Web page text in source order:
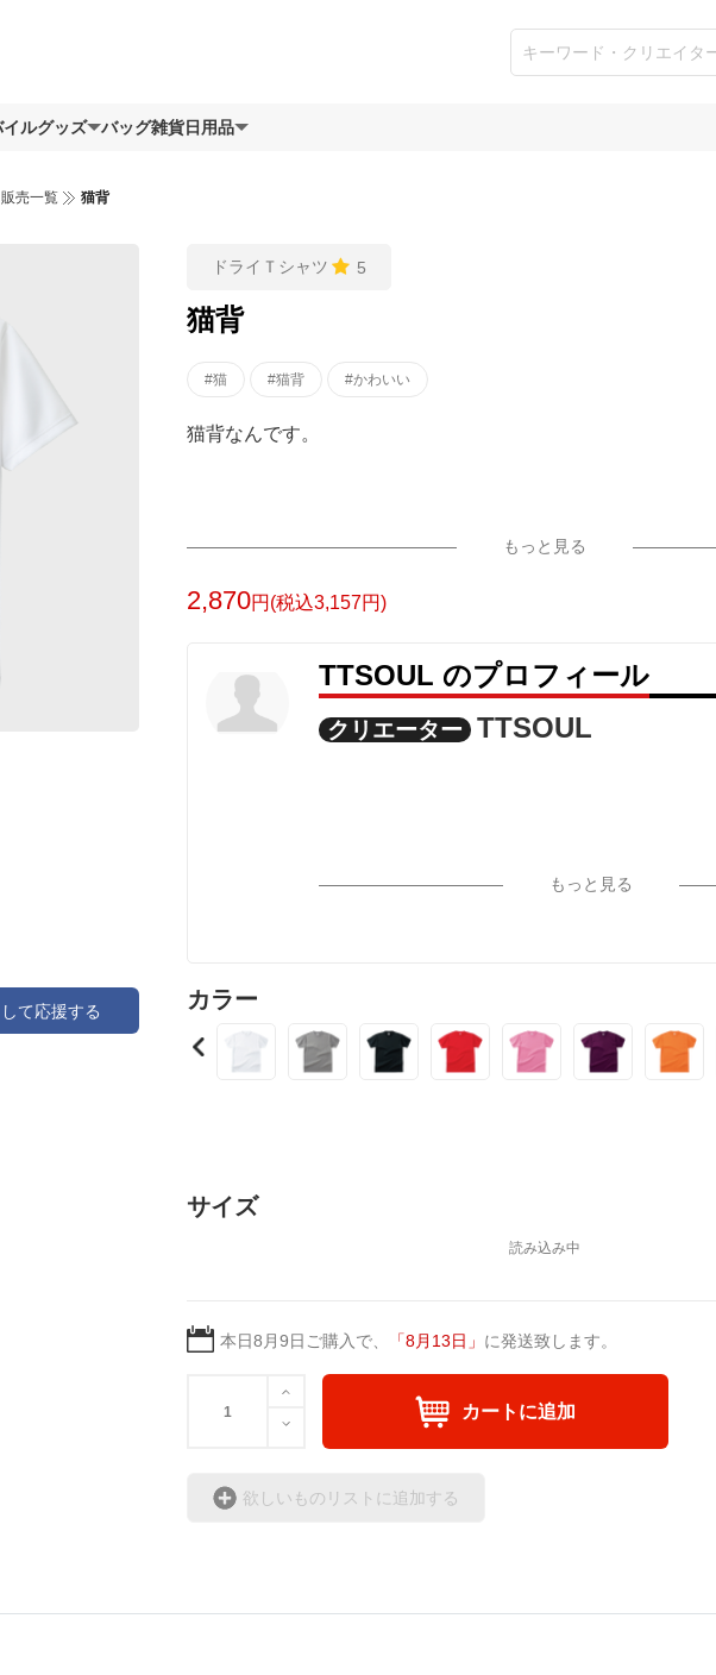
ルグッズ バッグ雑貨日用品
売一覧 猫背
て応援する
ドライＴシャツ 5
猫背
#猫 #猫背 #かわいい
猫背なんです。
もっと見る
2,870円(税込3,157円)
TTSOUL のプロフィール
クリエーター TTSOUL
もっと見る
カラー
サイズ
本日8月9日 ご購入で、 「8月13日 」 に発送致します。
カートに追加
欲しいものリストに追加する